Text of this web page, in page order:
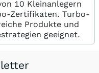
10 Kleinanlegern
Zertifikaten. Turbo-
Produkte und
geeignet.